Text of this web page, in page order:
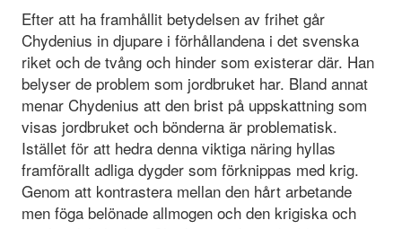
Efter att ha framhållit betydelsen av frihet går
Chydenius in djupare i förhållandena i det svenska
riket och de tvång och hinder som existerar där. Han
belyser de problem som jordbruket har. Bland annat
menar Chydenius att den brist på uppskattning som
visas jordbruket och bönderna är problematisk.
Istället för att hedra denna viktiga näring hyllas
framförallt adliga dygder som förknippas med krig.
Genom att kontrastera mellan den hårt arbetande
men föga belönade allmogen och den krigiska och